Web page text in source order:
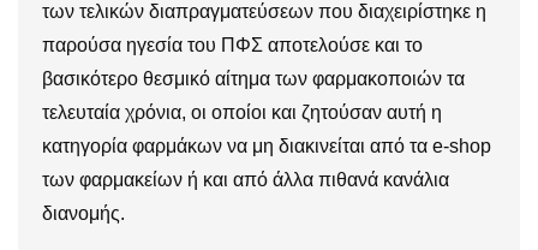
των τελικών διαπραγματεύσεων που διαχειρίστηκε η
παρούσα ηγεσία του ΠΦΣ αποτελούσε και το
βασικότερο θεσμικό αίτημα των φαρμακοποιών τα
τελευταία χρόνια, οι οποίοι και ζητούσαν αυτή η
κατηγορία φαρμάκων να μη διακινείται από τα e-shop
των φαρμακείων ή και από άλλα πιθανά κανάλια
διανομής.